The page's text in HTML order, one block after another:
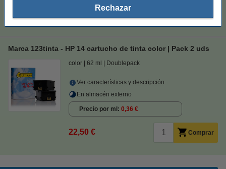
Rechazar
Marca 123tinta - HP 14 cartucho de tinta color | Pack 2 uds
color 62 ml Doublepack
Ver características y descripción
En almacén externo
Precio por ml 0,36 €
22,50 € Comprar